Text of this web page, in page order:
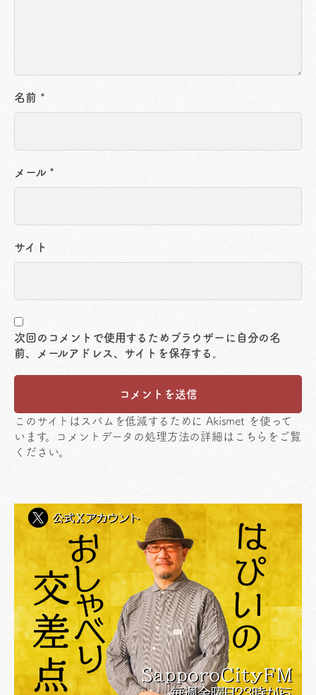
名前 *
メール *
サイト
次回のコメントで使用するためブラウザーに自分の名
前、メールアドレス、サイトを保存する。
このサイトはスパムを低減するために Akismet を使って
います。
コメントデータの処理方法の詳細はこちらをご覧
ください。